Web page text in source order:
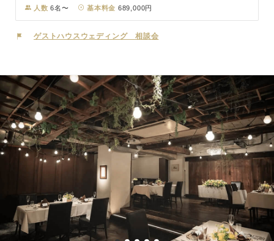
を。
人数 6名〜 基本料金 689,000円
ゲストハウスウェディング 相談会